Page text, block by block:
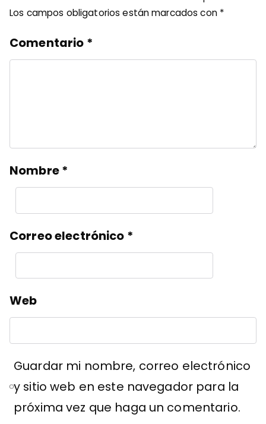
Los campos obligatorios están marcados con *
Comentario *
Nombre*
Correo electrónico *
Web
Guardar mi nombre, correo electrónico
y sitio web en este navegador para la
próxima vez que haga un comentario.